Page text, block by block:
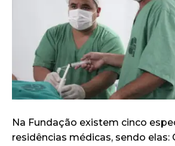
Na Fundação existem cinco
residências médicas, sendo elas: